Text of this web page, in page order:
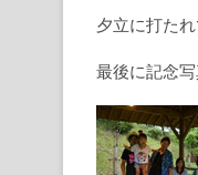
夕立に打た
最後に記念